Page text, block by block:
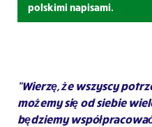
polskimi napisami.
“Wierzę, że wszyscy
możemy się od siebie
będziemy